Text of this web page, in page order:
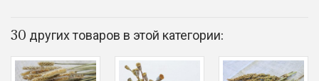
30 других товаров в этой категории: